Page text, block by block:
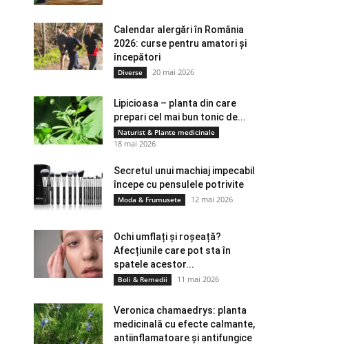
Calendar alergări în România
2026: curse pentru amatori și
începători
Diverse 20 mai 2026
Lipicioasa – planta din care
prepari cel mai bun tonic de...
Naturist & Plante medicinale
18 mai 2026
Secretul unui machiaj impecabil
începe cu pensulele potrivite
Moda & Frumusete 12 mai 2026
Ochi umflați și roșeață?
Afecțiunile care pot sta în
spatele acestor...
Boli & Remedii 11 mai 2026
Veronica chamaedrys: planta
medicinală cu efecte calmante,
antiinflamatoare și antifungice